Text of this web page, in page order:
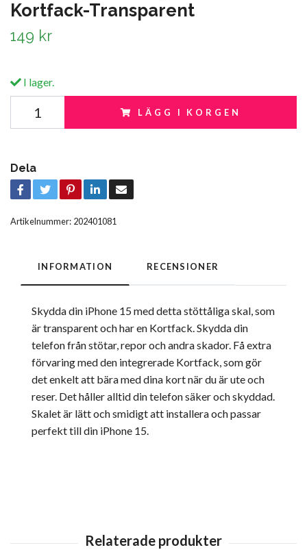
Kortfack-Transparent
149 kr
I lager.
LÄGG I KORGEN
Dela
Artikelnummer: 202401081
INFORMATION RECENSIONER
Skydda din iPhone 15 med detta stöttåliga skal, som
är transparent och har en Kortfack. Skydda din
telefon från stötar, repor och andra skador. Få extra
förvaring med den integrerade Kortfack, som gör
det enkelt att bära med dina kort när du är ute och
reser. Det håller alltid din telefon säker och skyddad.
Skalet är lätt och smidigt att installera och passar
perfekt till din iPhone 15.